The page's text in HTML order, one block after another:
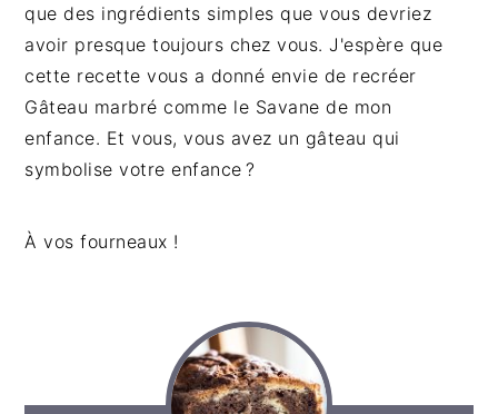
que des ingrédients simples que vous devriez
avoir presque toujours chez vous. J'espère que
cette recette vous a donné envie de recréer
Gâteau marbré comme le Savane de mon
enfance. Et vous, vous avez un gâteau qui
symbolise votre enfance ?
À vos fourneaux !